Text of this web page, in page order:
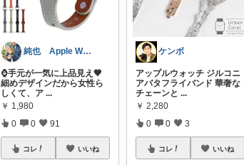
純也 Apple Watch関連紹介
⌚️手元が一気に上品見え🤎
細めデザインだから女性ら
しくて、ア ...
￥ 1,980
0 0 91
コレ いいね
ケンボ
アップルウォッチ ジルコニ
アバタフライバンド 華奢な
チェーンと ...
￥ 2,280
0 0 3
コレ いいね